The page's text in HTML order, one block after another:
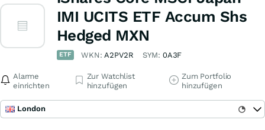
IMI UCITS ETF Accum Shs
Hedged MXN
ETF WKN:A2PV2R SYM: 0A3F
Alarme
einrichten
Zur Watchlist
hinzufügen
Zum Portfolio
hinzufügen
London